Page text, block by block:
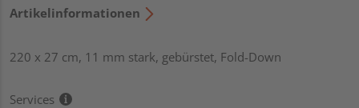
Artikelinformationen
220 x 27 cm, 11 mm stark, gebürstet, Fold-Down
Services